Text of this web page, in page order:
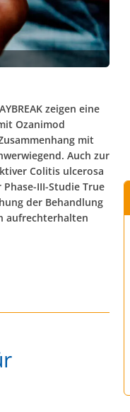
zeigen eine
Ozanimod
mit
Auch zur
Colitis ulcerosa
III-Studie True
der Behandlung
aufrechterhalten